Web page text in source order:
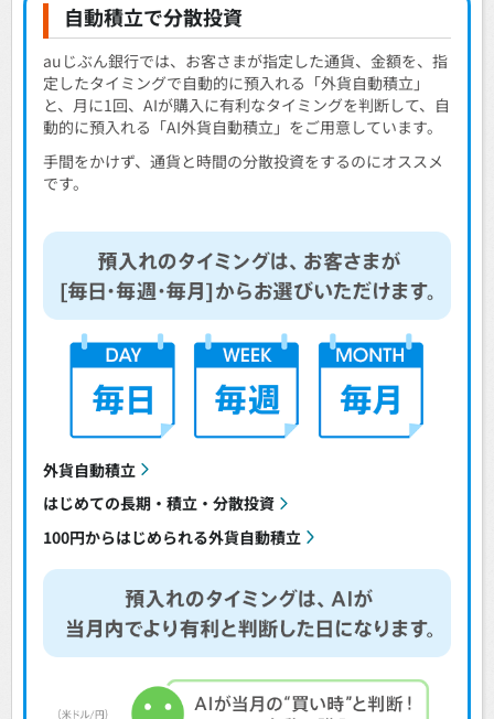
自動積立で分散投資
auじぶん銀行では、お客さまが指定した通貨、金額を、指
定したタイミングで自動的に預入れる「外貨自動積立」
と、月に1回、AIが購入に有利なタイミングを判断して、自
動的に預入れる「AI外貨自動積立」をご用意しています。
手間をかけず、通貨と時間の分散投資をするのにオススメ
です。
外貨自動積立
はじめての長期・積立・分散投資
100円からはじめられる外貨自動積立